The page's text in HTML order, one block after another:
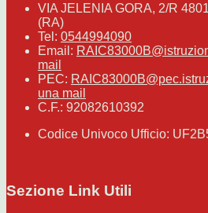
VIA JELENIA GORA, 2/R
(RA)
Tel: 0544994090
Email:
mail
PEC:
una mail
C.F.: 92082610392
Codice Univoco Ufficio:
Sezione Link Utili